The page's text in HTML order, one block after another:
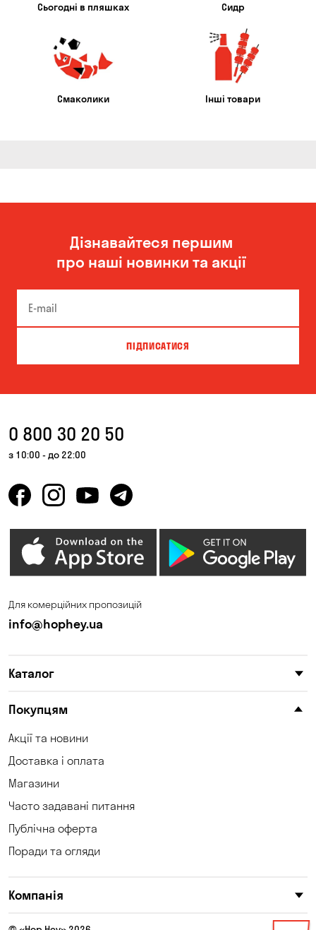
Сьогодні в пляшках Сидр
Смаколики Інші товари
Дізнавайтеся першим
про наші новинки та акції
ПІДПИСАТИСЯ
0 800 30 20 50
з 10:00 - до 22:00
Для комерційних пропозицій
info@hophey.ua
Каталог
Покупцям
Акції та новини
Доставка і оплата
Магазини
Часто задавані питання
Публічна оферта
Поради та огляди
Компанія